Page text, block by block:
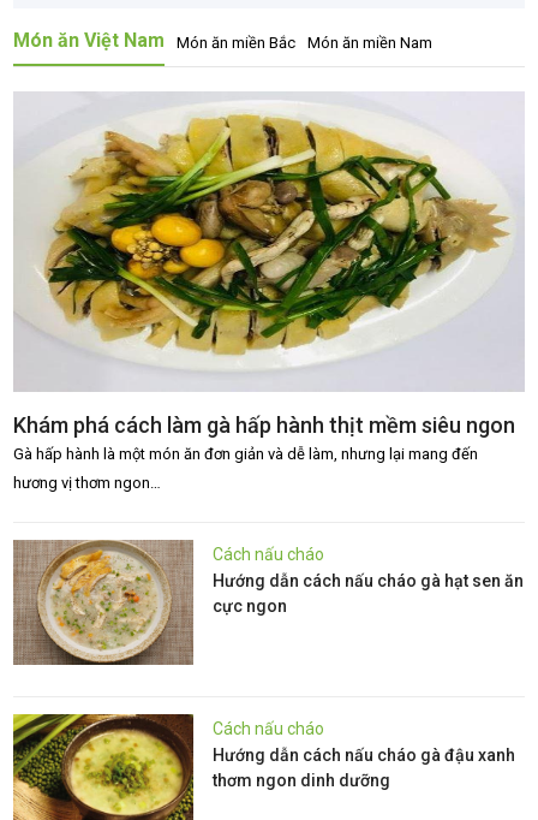
Món ăn Việt Nam Món ăn miền Bắc Món ăn miền Nam
Khám phá cách làm gà hấp hành thịt mềm siêu ngon
Gà hấp hành là một món ăn đơn giản và dễ làm, nhưng lại mang đến
hương vị thơm ngon…
Cách nấu cháo
Hướng dẫn cách nấu cháo gà hạt sen ăn
cực ngon
Cách nấu cháo
Hướng dẫn cách nấu cháo gà đậu xanh
thơm ngon dinh dưỡng